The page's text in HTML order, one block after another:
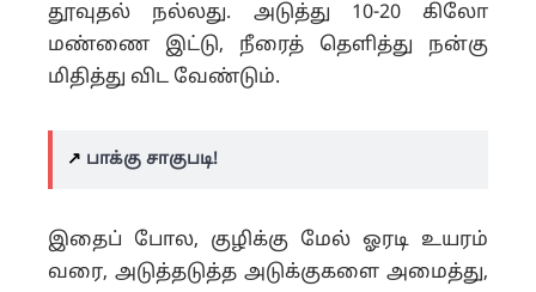
தூவுதல் நல்லது. அடுத்து 10-20 கிலோ
மண்ணை இட்டு, நீரைத் தெளித்து நன்கு
மிதித்து விட வேண்டும்.
↗️ பாக்கு சாகுபடி!
இதைப் போல, குழிக்கு மேல் ஓரடி உயரம்
வரை, அடுத்தடுத்த அடுக்குகளை அமைத்து,